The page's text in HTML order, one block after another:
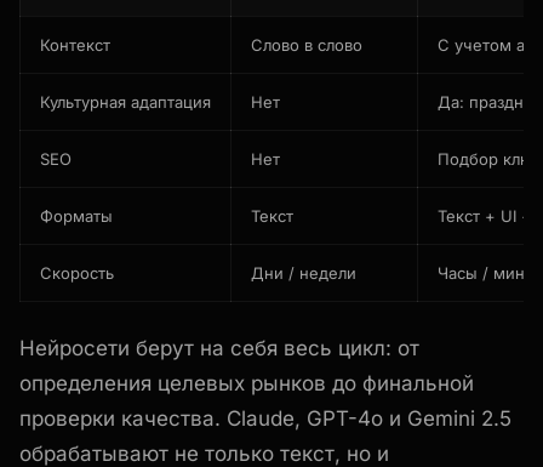
Контекст Слово в слово С учетом
Культурная адаптация Нет Да:
SEO Нет Подбор
Форматы Текст Текст + UI +
Скорость Дни / недели Часы /
Нейросети берут на себя весь цикл: от
определения целевых рынков до финальной
проверки качества. Claude, GPT-4o и Gemini 2.5
обрабатывают не только текст, но и